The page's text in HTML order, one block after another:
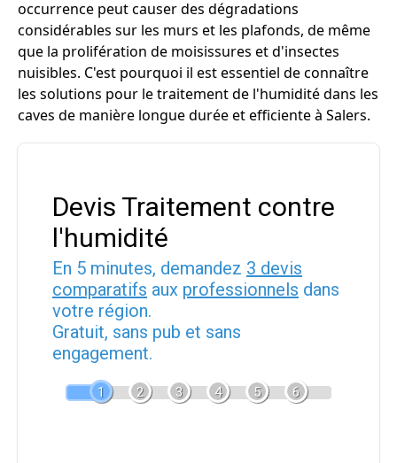
occurrence peut causer des dégradations
considérables sur les murs et les plafonds, de même
que la prolifération de moisissures et d'insectes
nuisibles. C'est pourquoi il est essentiel de connaître
les solutions pour le traitement de l'humidité dans les
caves de manière longue durée et efficiente à Salers.
Devis Traitement contre
l'humidité
En 5 minutes, demandez 3 devis
comparatifs aux professionnels dans
votre région.
Gratuit, sans pub et sans
engagement.
1 2 3 4 5 6